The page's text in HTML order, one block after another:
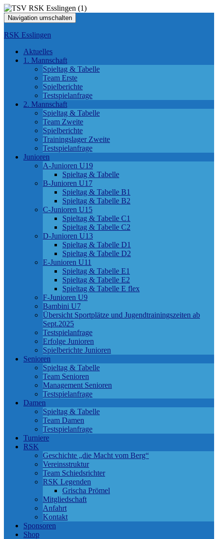
Navigation umschalten
RSK Esslingen
Aktuelles
1. Mannschaft
Spieltag & Tabelle
Team Erste
Spielberichte
Testspielanfrage
2. Mannschaft
Spieltag & Tabelle
Team Zweite
Spielberichte
Trainingslager Zweite
Testspielanfrage
Junioren
A-Junioren U19
Spieltag & Tabelle
B-Junioren U17
Spieltag & Tabelle B1
Spieltag & Tabelle B2
C-Junioren U15
Spieltag & Tabelle C1
Spieltag & Tabelle C2
D-Junioren U13
Spieltag & Tabelle D1
Spieltag & Tabelle D2
E-Junioren U11
Spieltag & Tabelle E1
Spieltag & Tabelle E2
Spieltag & Tabelle E flex
F-Junioren U9
Bambini U7
Übersicht Sportplätze und Jugendtrainingszeiten ab
Sept.2025
Testspielanfrage
Erfolge Junioren
Spielberichte Junioren
Senioren
Spieltag & Tabelle
Team Senioren
Management Senioren
Testspielanfrage
Damen
Spieltag & Tabelle
Team Damen
Testspielanfrage
Turniere
RSK
Geschichte „die Macht vom Berg“
Vereinsstruktur
Team Schiedsrichter
RSK Legenden
Grischa Prömel
Mitgliedschaft
Anfahrt
Kontakt
Sponsoren
Shop